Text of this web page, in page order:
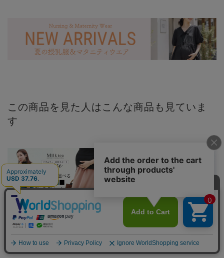
この商品を見た人はこんな商品も見ていま
す